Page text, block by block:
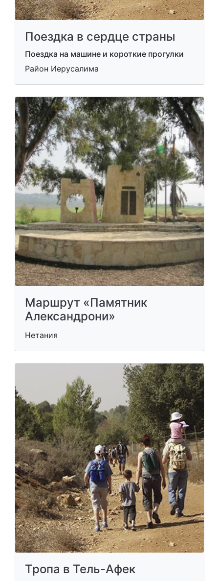
Поездка в сердце страны
Поездка на машине и короткие прогулки
Район Иерусалима
Маршрут «Памятник
Александрони»
Нетания
Тропа в Тель-Афек